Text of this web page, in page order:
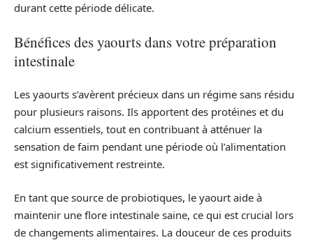
durant cette période délicate.
Bénéfices des yaourts dans votre préparation
intestinale
Les yaourts s’avèrent précieux dans un régime sans résidu
pour plusieurs raisons. Ils apportent des protéines et du
calcium essentiels, tout en contribuant à atténuer la
sensation de faim pendant une période où l’alimentation
est significativement restreinte.
En tant que source de probiotiques, le yaourt aide à
maintenir une flore intestinale saine, ce qui est crucial lors
de changements alimentaires. La douceur de ces produits